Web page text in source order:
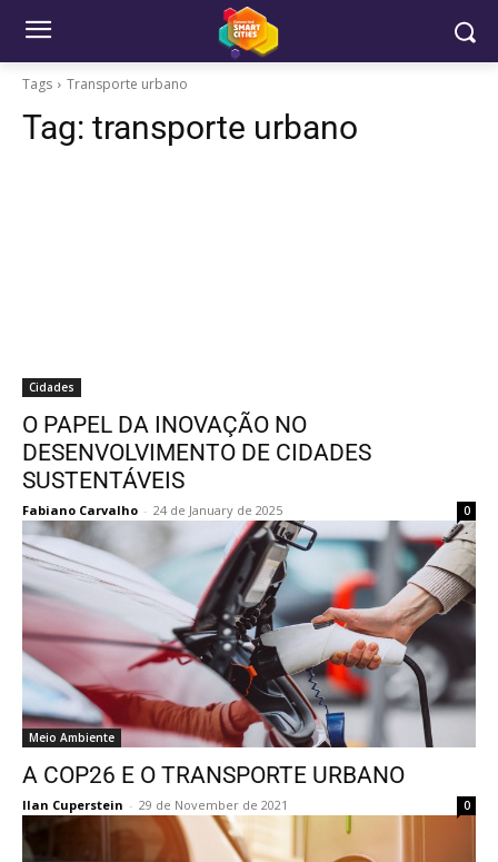
Tags Transporte urbano
Tag: transporte urbano
Cidades
O PAPEL DA INOVAÇÃO NO
DESENVOLVIMENTO DE CIDADES
SUSTENTÁVEIS
Fabiano Carvalho - 24 de January de 2025 0
Meio Ambiente
A COP26 E O TRANSPORTE URBANO
Ilan Cuperstein - 29 de November de 2021 0